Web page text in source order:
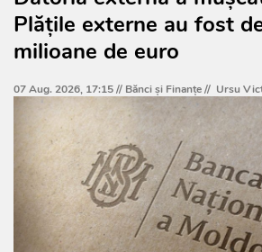
Plățile externe au fost
milioane de euro
07 Aug. 2026, 17:15 // Bănci şi Finanţe// Ursu